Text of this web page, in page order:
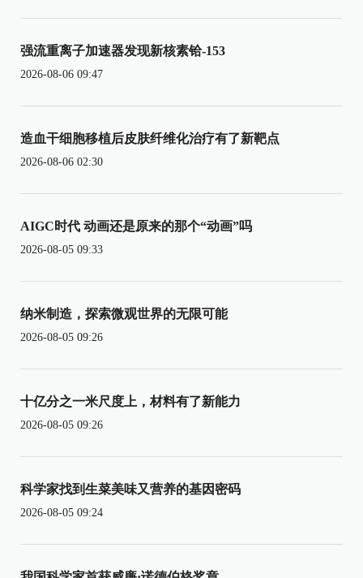
强流重离子加速器发现新核素铪-153
2026-08-06 09:47
造血干细胞移植后皮肤纤维化治疗有了新靶点
2026-08-06 02:30
AIGC时代 动画还是原来的那个“动画”吗
2026-08-05 09:33
纳米制造，探索微观世界的无限可能
2026-08-05 09:26
十亿分之一米尺度上，材料有了新能力
2026-08-05 09:26
科学家找到生菜美味又营养的基因密码
2026-08-05 09:24